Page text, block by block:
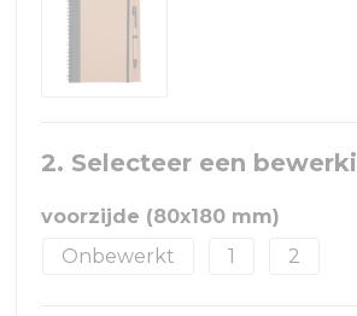
2. Selecteer een
voorzijde (80x180 mm)
Onbewerkt
1 2